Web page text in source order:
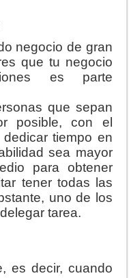
negocio de gran
que tu negocio
es parte
que sepan
posible, con el
tiempo en
sea mayor
para obtener
tener todas las
uno de los
tarea.
es decir, cuando